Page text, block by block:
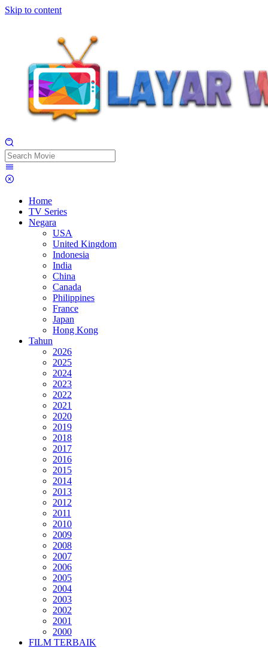
Skip to content
Home
TV Series
Negara
USA
United Kingdom
Indonesia
India
China
Canada
Philippines
France
Japan
Hong Kong
Tahun
2026
2025
2024
2023
2022
2021
2020
2019
2018
2017
2016
2015
2014
2013
2012
2011
2010
2009
2008
2007
2006
2005
2004
2003
2002
2001
2000
FILM TERBAIK